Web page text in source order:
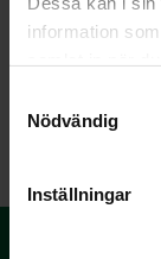
information
y
Nödvändig
Inställningar